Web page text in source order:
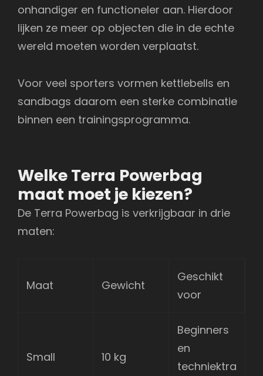
onhandiger en functioneler aan. Hierdoor
lijken ze meer op objecten die in de echte
wereld moeten worden verplaatst.
Voor veel sporters vormen kettlebells en
sandbags daarom een sterke combinatie
binnen een trainingsprogramma.
Welke Terra Powerbag
maat moet je kiezen?
De Terra Powerbag is verkrijgbaar in drie
maten:
Maat Gewicht
Geschikt
voor
Small 10 kg
Beginners
en
techniektra